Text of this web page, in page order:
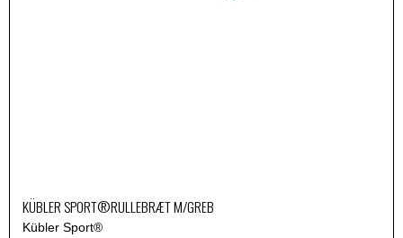
KÜBLER SPORT®RULLEBRÆT M/GREB
Kübler Sport®